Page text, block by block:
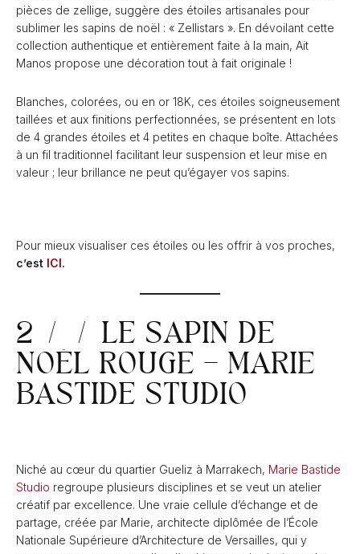
pièces de zellige, suggère des étoiles artisanales pour
sublimer les sapins de noël : « Zellistars ». En dévoilant cette
collection authentique et entièrement faite à la main, Ait
Manos propose une décoration tout à fait originale !
Blanches, colorées, ou en or 18K, ces étoiles soigneusement
taillées et aux finitions perfectionnées, se présentent en lots
de 4 grandes étoiles et 4 petites en chaque boîte. Attachées
à un fil traditionnel facilitant leur suspension et leur mise en
valeur ; leur brillance ne peut qu’égayer vos sapins.
Pour mieux visualiser ces étoiles ou les offrir à vos proches,
c’est ICI.
2 / / LE SAPIN DE
NOËL ROUGE – MARIE
BASTIDE STUDIO
Niché au cœur du quartier Gueliz à Marrakech, Marie Bastide
Studio regroupe plusieurs disciplines et se veut un atelier
créatif par excellence. Une vraie cellule d’échange et de
partage, créée par Marie, architecte diplômée de l’École
Nationale Supérieure d’Architecture de Versailles, qui y